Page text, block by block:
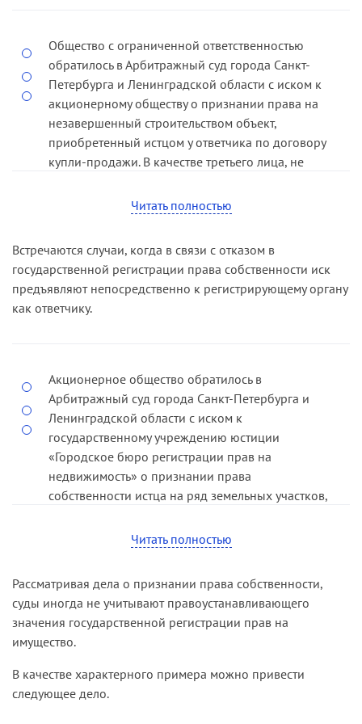
43041/04 ).
Указанное здание передано истцу государством
в процессе приватизации.
Кассационная инстанция отметила, что при
таких обстоятельствах судом апелляционной
инстанции неправильно применена статья 222
ГК РФ (дело № А56-14360/02).
Общество с ограниченной ответственностью
обратилось в Арбитражный суд города Санкт-
Петербурга и Ленинградской области с иском к
акционерному обществу о признании права на
незавершенный строительством объект,
приобретенный истцом у ответчика по договору
купли-продажи. В качестве третьего лица, не
относительно предмета спора, привлечена
Ленинградская областная регистрационная
государственную регистрацию прав на
недвижимое имущество.
Решением суда первой инстанции в
решение суда отменено, иск удовлетворен – за
истцом признано право собственности на
спорный объект.
Отменяя постановление апелляционной
инстанции, кассационный суд указал
следующее.
признании права как способа защиты
ГК РФ. Необходимость обращения за судебной
защитой своего права возникает при наличии
притязаний иных лиц на то же право либо
отрицания или непризнания прав истца со
Как следует из материалов дела, между
Читать полностью
Встречаются случаи, когда в связи с отказом в
государственной регистрации права собственности иск
предъявляют непосредственно к регистрирующему органу
как ответчику.
Акционерное общество обратилось в
Арбитражный суд города Санкт-Петербурга и
Ленинградской области с иском к
государственному учреждению юстиции
«Городское бюро регистрации прав на
недвижимость» о признании права
собственности истца на ряд земельных участков,
осуществлении государственной регистрации.
требования удовлетворены.
Отменяя принятое решение, кассационная
инстанция сослалась на следующее.
При государственной регистрации прав на
недвижимое имущество и сделок с ним
Читать полностью
Рассматривая дела о признании права собственности,
суды иногда не учитывают правоустанавливающего
значения государственной регистрации прав на
имущество.
В качестве характерного примера можно привести
следующее дело.